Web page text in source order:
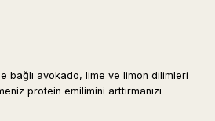
bağlı avokado, lime ve limon dilimleri
protein emilimini arttırmanızı